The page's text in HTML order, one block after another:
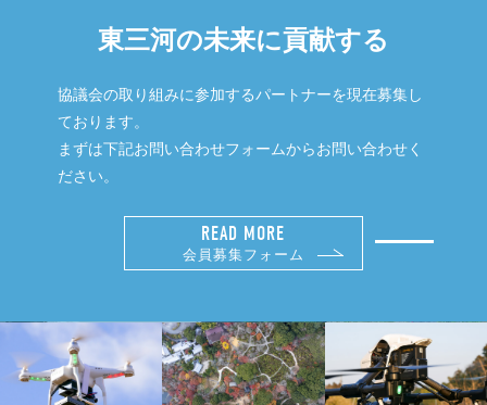
東三河の未来に貢献する
協議会の取り組みに参加するパートナーを現在募集し
ております。
まずは下記お問い合わせフォームからお問い合わせく
ださい。
READ MORE
会員募集フォーム